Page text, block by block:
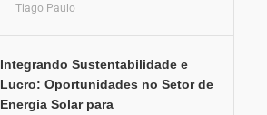
Tiago Paulo
Integrando Sustentabilidade e
Lucro: Oportunidades no Setor de
Energia Solar para